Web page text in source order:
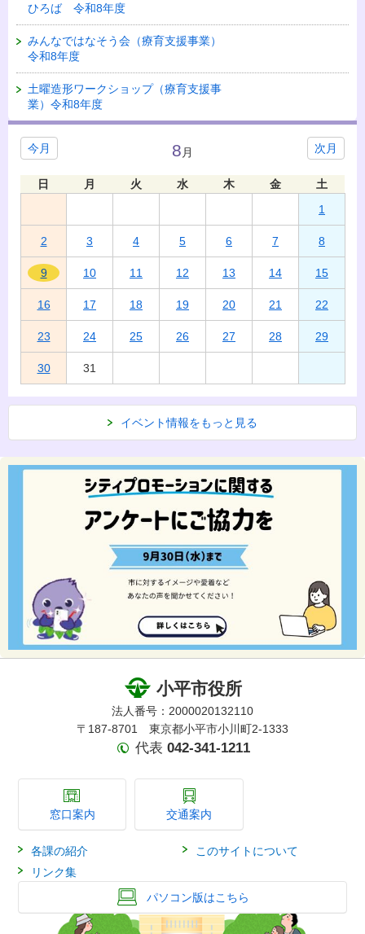
ひろば 令和8年度
みんなではなそう会（療育支援事業）
令和8年度
土曜造形ワークショップ（療育支援事
業）令和8年度
今月 次月
8 月
日 月 火 水 木 金
土
1
2 3 4 5 6 7 8
9 10 11 12 13 14 15
16 17 18 19 20 21 22
23 24 25 26 27 28 29
30 31
イベント情報をもっと見る
小平市役所
法人番号：2000020132110
〒187-8701 東京都小平市小川町2-1333
代表 042-341-1211
窓口案内 交通案内
各課の紹介
このサイトについて
リンク集
パソコン版はこちら